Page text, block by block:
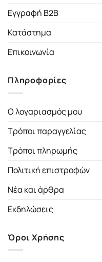
Εγγραφή B2B
Κατάστημα
Επικοινωνία
Πληροφορίες
Ο λογαριασμός μου
Τρόποι παραγγελίας
Τρόποι πληρωμής
Πολιτική επιστροφών
Νέα και άρθρα
Εκδηλώσεις
Όροι Χρήσης